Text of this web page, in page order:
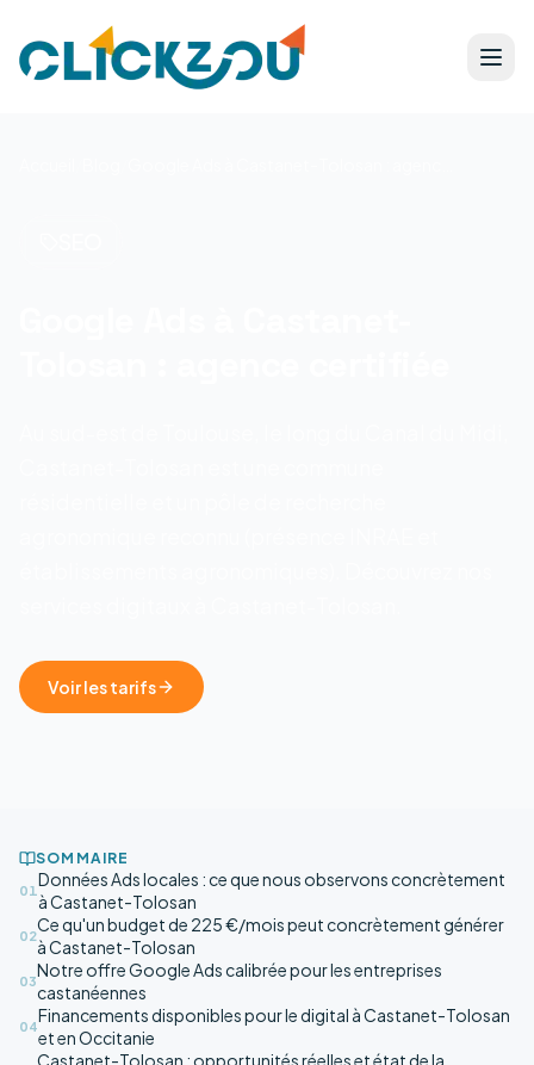
Voir les tarifs
SOMMAIRE
01
Données Ads locales : ce que nous observons concrètement
à Castanet-Tolosan
02
Ce qu'un budget de 225 €/mois peut concrètement générer
à Castanet-Tolosan
03
Notre offre Google Ads calibrée pour les entreprises
castanéennes
04
Financements disponibles pour le digital à Castanet-Tolosan
et en Occitanie
Castanet-Tolosan : opportunités réelles et état de la